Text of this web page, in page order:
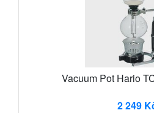
Vacuum Pot Hario
2 249